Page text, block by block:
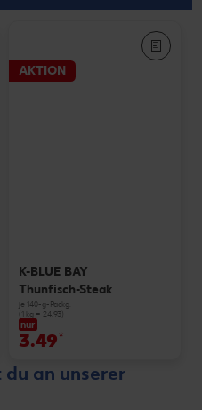
AKTION
K-BLUE BAY
Thunfisch-Steak
je 140-g-Packg.
(1 kg = 24.93)
nur
3.49*
an unserer